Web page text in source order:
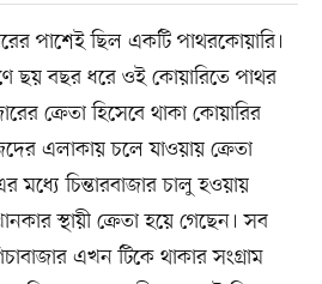
পাশেই ছিল একটি পাথরকোয়ারি।
ছয় বছর ধরে ওই কোয়ারিতে পাথর
ক্রেতা হিসেবে থাকা কোয়ারির
এলাকায় চলে যাওয়ায় ক্রেতা
মধ্যে চিন্তারবাজার চালু হওয়ায়
স্থায়ী ক্রেতা হয়ে গেছেন। সব
এখন টিকে থাকার সংগ্রাম